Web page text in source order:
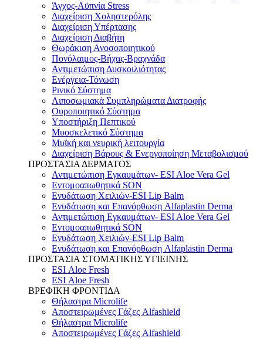
Άγχος-Αϋπνία Stress
Διαχείριση Χοληστερόλης
Διαχείριση Υπέρτασης
Διαχείριση Διαβήτη
Θωράκιση Ανοσοποιητικού
Πονόλαιμος-Βήχας-Βραχνάδα
Αντιμετώπιση Δυσκοιλιότητας
Eνέργεια-Τόνωση
Ρινικό Σύστημα
Λιποσωμιακά Συμπληρώματα Διατροφής
Ουροποιητικό Σύστημα
Υποστήριξη Πεπτικού
Μυοσκελετικό Σύστημα
Μυϊκή και νευρική λειτουργία
Διαχείριση Βάρους & Ενεργοποίηση Μεταβολισμού
ΠΡΟΣΤΑΣΙΑ ΔΕΡΜΑΤΟΣ
Αντιμετώπιση Εγκαυμάτων- ESI Aloe Vera Gel
Εντομοαπωθητικά SON
Ενυδάτωση Χειλιών-ESI Lip Balm
Ενυδάτωση και Επανόρθωση Alfaplastin Derma
Αντιμετώπιση Εγκαυμάτων- ESI Aloe Vera Gel
Εντομοαπωθητικά SON
Ενυδάτωση Χειλιών-ESI Lip Balm
Ενυδάτωση και Επανόρθωση Alfaplastin Derma
ΠΡΟΣΤΑΣΙΑ ΣΤΟΜΑΤΙΚΗΣ ΥΓΙΕΙΝΗΣ
ESI Αloe Fresh
ESI Αloe Fresh
ΒΡΕΦΙΚΗ ΦΡΟΝΤΙΔΑ
Θήλαστρα Microlife
Αποστειρωμένες Γάζες Alfashield
Θήλαστρα Microlife
Αποστειρωμένες Γάζες Alfashield